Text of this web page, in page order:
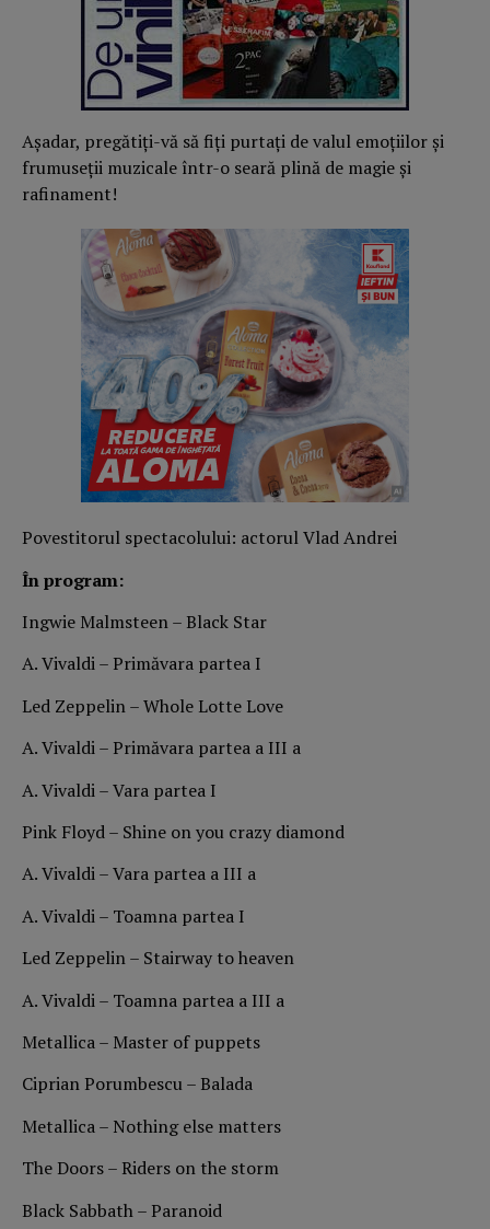
Așadar, pregătiți-vă să fiți purtați de valul emoțiilor și
frumuseții muzicale într-o seară plină de magie și
rafinament!
Povestitorul spectacolului: actorul Vlad Andrei
În program:
Ingwie Malmsteen – Black Star
A. Vivaldi – Primăvara partea I
Led Zeppelin – Whole Lotte Love
A. Vivaldi – Primăvara partea a III a
A. Vivaldi – Vara partea I
Pink Floyd – Shine on you crazy diamond
A. Vivaldi – Vara partea a III a
A. Vivaldi – Toamna partea I
Led Zeppelin – Stairway to heaven
A. Vivaldi – Toamna partea a III a
Metallica – Master of puppets
Ciprian Porumbescu – Balada
Metallica – Nothing else matters
The Doors – Riders on the storm
Black Sabbath – Paranoid